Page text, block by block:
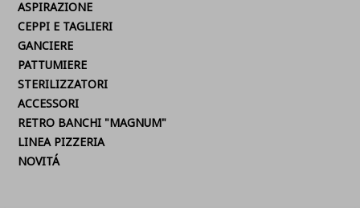
ASPIRAZIONE
CEPPI E TAGLIERI
GANCIERE
PATTUMIERE
STERILIZZATORI
ACCESSORI
RETRO BANCHI "MAGNUM"
LINEA PIZZERIA
NOVITÁ